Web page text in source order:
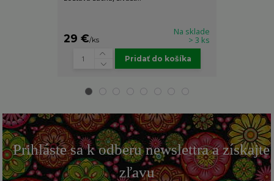
29 €/ks
Na sklade
> 3 ks
Pridať do košíka
Prihláste sa k odberu newslettra a získajte
zľavu